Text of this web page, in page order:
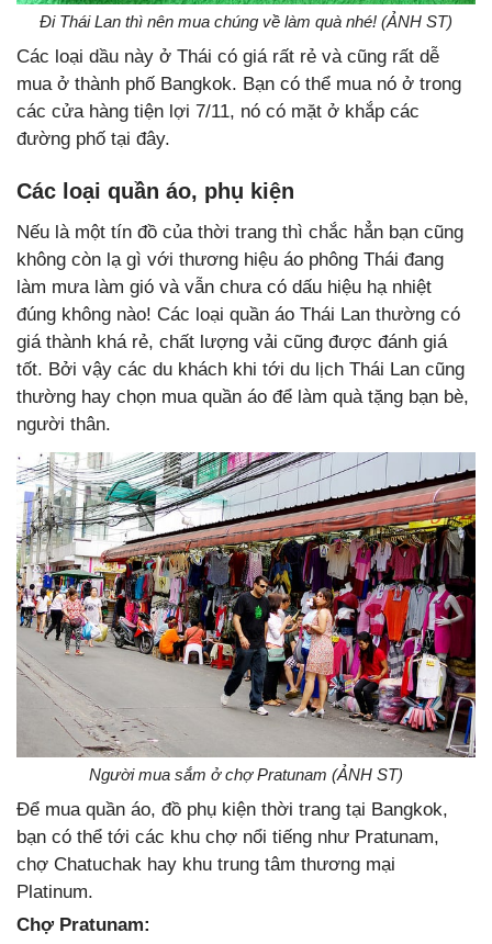
Đi Thái Lan thì nên mua chúng về làm quà nhé! (ẢNH ST)
Các loại dầu này ở Thái có giá rất rẻ và cũng rất dễ
mua ở thành phố Bangkok. Bạn có thể mua nó ở trong
các cửa hàng tiện lợi 7/11, nó có mặt ở khắp các
đường phố tại đây.
Các loại quần áo, phụ kiện
Nếu là một tín đồ của thời trang thì chắc hẳn bạn cũng
không còn lạ gì với thương hiệu áo phông Thái đang
làm mưa làm gió và vẫn chưa có dấu hiệu hạ nhiệt
đúng không nào! Các loại quần áo Thái Lan thường có
giá thành khá rẻ, chất lượng vải cũng được đánh giá
tốt. Bởi vậy các du khách khi tới du lịch Thái Lan cũng
thường hay chọn mua quần áo để làm quà tặng bạn bè,
người thân.
Người mua sắm ở chợ Pratunam (ẢNH ST)
Để mua quần áo, đồ phụ kiện thời trang tại Bangkok,
bạn có thể tới các khu chợ nổi tiếng như Pratunam,
chợ Chatuchak hay khu trung tâm thương mại
Platinum.
Chợ Pratunam: